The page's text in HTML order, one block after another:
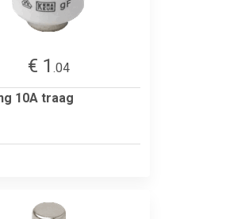
€ 1 .04
10A traag